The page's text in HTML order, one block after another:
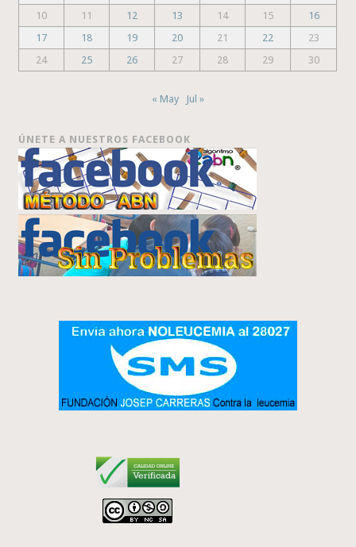
10
11 12 13 14 15
16
17
18 19 20 21 22
23
24
25 26 27 28 29 30
« May Jul »
ÚNETE A NUESTROS FACEBOOK